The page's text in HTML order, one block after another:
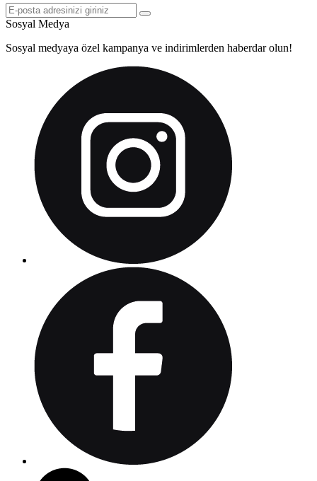
Sosyal Medya
Sosyal medyaya özel kampanya ve indirimlerden haberdar olun!